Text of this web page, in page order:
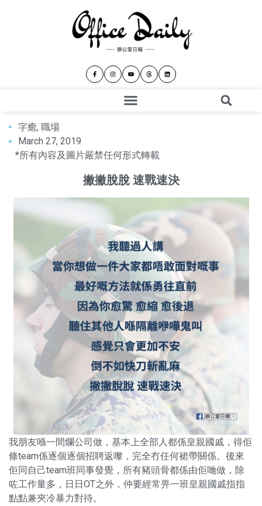
字癒, 職場
March 27, 2019
*所有內容及圖片嚴禁任何形式轉載
撇撇脫脫 速戰速決
我朋友喺一間爛公司做，基本上全部人都係皇親國戚，得佢
條team係逐個逐個招聘返嚟，完全冇任何裙帶關係。後來
佢同自己team班同事發覺，所有豬頭骨都係由佢哋做，除
咗工作量多，日日OT之外，仲要經常畀一班皇親國戚指指
點點兼夾冷暴力對待。